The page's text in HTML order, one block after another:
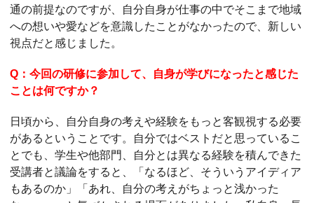
通の前提なのですが、自分自身が仕事の中でそこまで地域
への想いや愛などを意識したことがなかったので、新しい
視点だと感じました。
Q：今回の研修に参加して、自身が学びになったと感じた
ことは何ですか？
日頃から、自分自身の考えや経験をもっと客観視する必要
があるということです。自分ではベストだと思っているこ
とでも、学生や他部門、自分とは異なる経験を積んできた
受講者と議論をすると、「なるほど、そういうアイディア
もあるのか」「あれ、自分の考えがちょっと浅かった